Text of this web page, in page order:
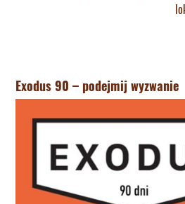
Exodus 90 – podejmij wyzwanie